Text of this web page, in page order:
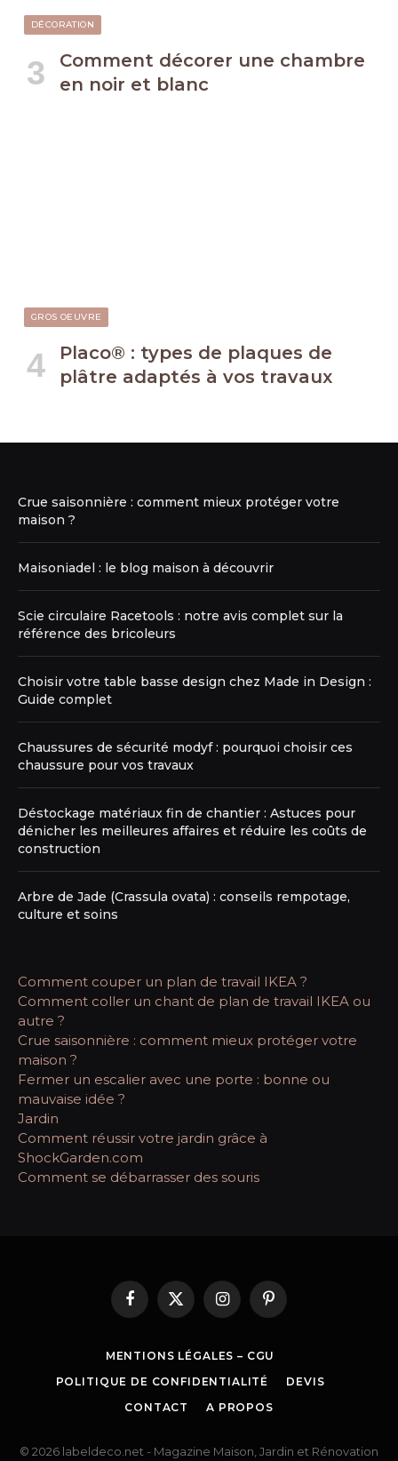
DÉCORATION
Comment décorer une chambre
en noir et blanc
GROS OEUVRE
Placo® : types de plaques de
plâtre adaptés à vos travaux
Crue saisonnière : comment mieux protéger votre
maison ?
Maisoniadel : le blog maison à découvrir
Scie circulaire Racetools : notre avis complet sur la
référence des bricoleurs
Choisir votre table basse design chez Made in Design :
Guide complet
Chaussures de sécurité modyf : pourquoi choisir ces
chaussure pour vos travaux
Déstockage matériaux fin de chantier : Astuces pour
dénicher les meilleures affaires et réduire les coûts de
construction
Arbre de Jade (Crassula ovata) : conseils rempotage,
culture et soins
Comment couper un plan de travail IKEA ?
Comment coller un chant de plan de travail IKEA ou
autre ?
Crue saisonnière : comment mieux protéger votre
maison ?
Fermer un escalier avec une porte : bonne ou
mauvaise idée ?
Jardin
Comment réussir votre jardin grâce à
ShockGarden.com
Comment se débarrasser des souris
Facebook
X
(Twitter)
InstagramPinterest
MENTIONS LÉGALES – CGU
POLITIQUE DE CONFIDENTIALITÉ
DEVIS
CONTACT
A PROPOS
© 2026 labeldeco.net - Magazine Maison, Jardin et Rénovation